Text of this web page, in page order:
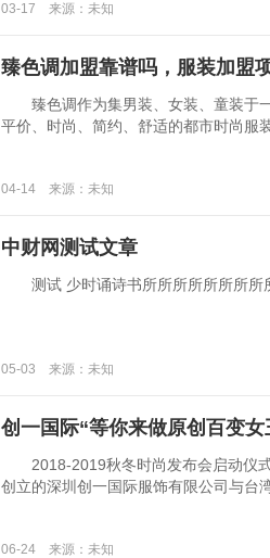
03-17 来源：未知
臻色调加盟靠谱吗，服装加盟
臻色调作为集男装、女装、童装于
平价、时尚、简约、舒适的都市时尚服
04-14 来源：未知
中财网测试文章
测试 少时诵诗书所所所所所所所所
05-03 来源：未知
创一国际“等你来做原创百变女
2018-2019秋冬时尚发布会启动仪
创立的深圳创一国际服饰有限公司与台
06-24 来源：未知